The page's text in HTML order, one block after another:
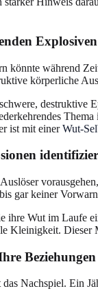
könnte während
körperliche
destruktive
ist mit einerWut-
gar keiner
ihre Wut im Laufe
Kleinigkeit.
Nachspiel. Ein